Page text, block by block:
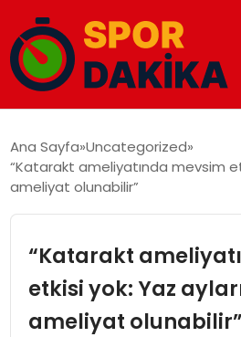
GÜNDEM
EKONOMI
Ana Sayfa Uncategorized
“Katarakt ameliyatında mevsim
ameliyat olunabilir”
“Katarakt
etkisi yok: Yaz
ameliyat olunabilir”